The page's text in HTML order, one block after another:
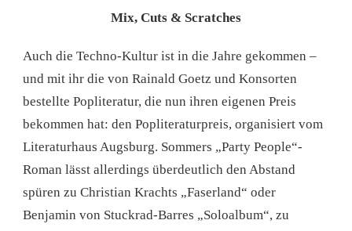
Mix, Cuts & Scratches
Auch die Techno-Kultur ist in die Jahre gekommen –
und mit ihr die von Rainald Goetz und Konsorten
bestellte Popliteratur, die nun ihren eigenen Preis
bekommen hat: den Popliteraturpreis, organisiert vom
Literaturhaus Augsburg. Sommers „Party People“-
Roman lässt allerdings überdeutlich den Abstand
spüren zu Christian Krachts „Faserland“ oder
Benjamin von Stuckrad-Barres „Soloalbum“, zu